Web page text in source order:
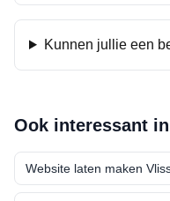
Kunnen jullie een
Ook interessant in
Website laten maken